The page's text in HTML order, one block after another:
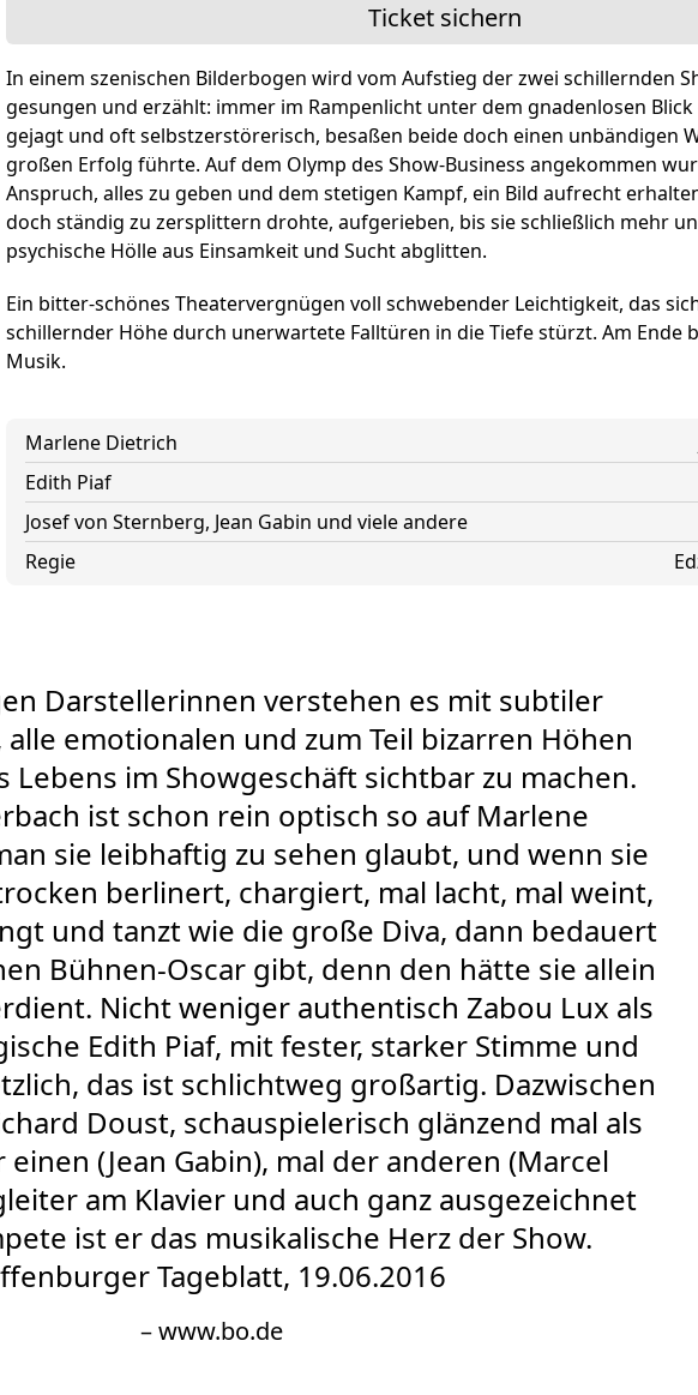
Ticket sichern
In einem szenischen Bilderbogen wird vom Aufstieg der zwei schillernden
gesungen und erzählt: immer im Rampenlicht unter dem gnadenlosen
gejagt und oft selbstzerstörerisch, besaßen beide doch einen unbändigen
großen Erfolg führte. Auf dem Olymp des Show-Business angekommen
Anspruch, alles zu geben und dem stetigen Kampf, ein Bild aufrecht
doch ständig zu zersplittern drohte, aufgerieben, bis sie schließlich mehr
psychische Hölle aus Einsamkeit und Sucht abglitten.
Ein bitter-schönes Theatervergnügen voll schwebender Leichtigkeit, das
schillernder Höhe durch unerwartete Falltüren in die Tiefe stürzt. Am Ende
Musik.
Marlene Dietrich
Edith Piaf
Josef von Sternberg, Jean Gabin und viele andere
Regie
Darstellerinnen verstehen es mit subtiler
emotionalen und zum Teil bizarren Höhen
Lebens im Showgeschäft sichtbar zu machen.
ist schon rein optisch so auf Marlene
sie leibhaftig zu sehen glaubt, und wenn sie
berlinert, chargiert, mal lacht, mal weint,
und tanzt wie die große Diva, dann bedauert
Bühnen-Oscar gibt, denn den hätte sie allein
Nicht weniger authentisch Zabou Lux als
Edith Piaf, mit fester, starker Stimme und
das ist schlichtweg großartig. Dazwischen
Doust, schauspielerisch glänzend mal als
(Jean Gabin), mal der anderen (Marcel
am Klavier und auch ganz ausgezeichnet
ist er das musikalische Herz der Show.
Tageblatt, 19.06.2016
– www.bo.de